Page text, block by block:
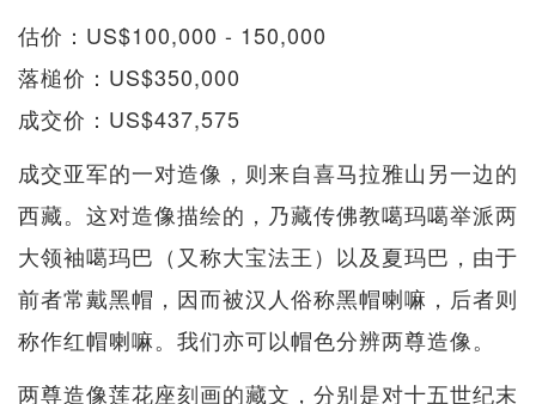
估价：US$100,000 - 150,000
落槌价：US$350,000
成交价：US$437,575
成交亚军的一对造像，则来自喜马拉雅山另一边的
西藏。这对造像描绘的，乃藏传佛教噶玛噶举派两
大领袖噶玛巴（又称大宝法王）以及夏玛巴，由于
前者常戴黑帽，因而被汉人俗称黑帽喇嘛，后者则
称作红帽喇嘛。我们亦可以帽色分辨两尊造像。
两尊造像莲花座刻画的藏文，分别是对十五世纪末